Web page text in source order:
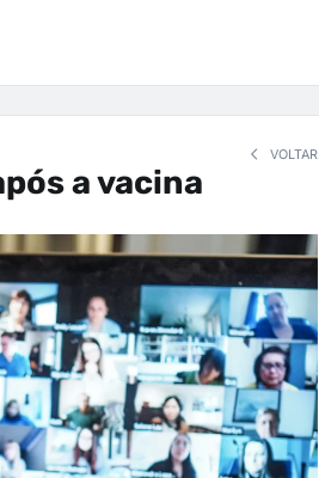
VOLTAR
a vacina